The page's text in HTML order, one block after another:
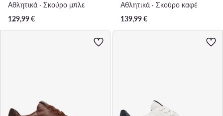
Αθλητικά · Σκούρο μπλε
129,99€
Αθλητικά · Σκούρο καφέ
139,99€